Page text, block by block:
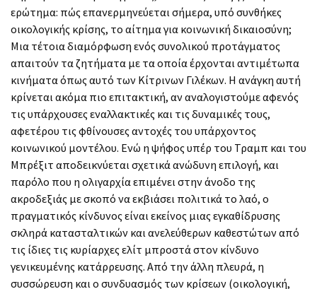
ερώτημα: πώς επανερμηνεύεται σήμερα, υπό συνθήκες
οικολογικής κρίσης, το αίτημα για κοινωνική δικαιοσύνη;
Μια τέτοια διαμόρφωση ενός συνολικού προτάγματος
απαιτούν τα ζητήματα με τα οποία έρχονται αντιμέτωπα
κινήματα όπως αυτό των Κίτρινων Γιλέκων. Η ανάγκη αυτή
κρίνεται ακόμα πιο επιτακτική, αν αναλογιστούμε αφενός
τις υπάρχουσες εναλλακτικές και τις δυναμικές τους,
αφετέρου τις φθίνουσες αντοχές του υπάρχοντος
κοινωνικού μοντέλου. Ενώ η ψήφος υπέρ του Τραμπ και του
Μπρέξιτ αποδεικνύεται σχετικά ανώδυνη επιλογή, και
παρόλο που η ολιγαρχία επιμένει στην άνοδο της
ακροδεξιάς με σκοπό να εκβιάσει πολιτικά το λαό, ο
πραγματικός κίνδυνος είναι εκείνος μιας εγκαθίδρυσης
σκληρά κατασταλτικών και ανελεύθερων καθεστώτων από
τις ίδιες τις κυρίαρχες ελίτ μπροστά στον κίνδυνο
γενικευμένης κατάρρευσης. Από την άλλη πλευρά, η
συσσώρευση και ο συνδυασμός των κρίσεων (οικολογική,